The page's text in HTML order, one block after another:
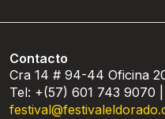
Contacto
Cra 14 # 94-44 Oficina
Tel: +(57) 601 743 9070